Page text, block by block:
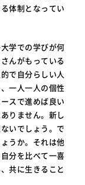
体制となってい
学での学びが何
んがもっている
で自分らしい人
一人一人の個性
スで進めば良い
りません。新し
いでしょう。で
うか。それは他
分を比べて一喜
共に生きること